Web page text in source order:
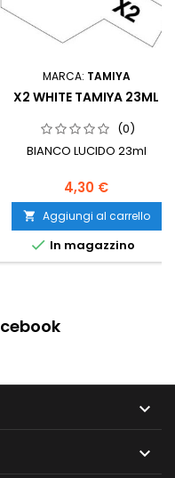
MARCA: TAMIYA
X2 WHITE TAMIYA 23ML
(0)
BIANCO LUCIDO 23ml
4,30 €
 Aggiungi al carrello
 In magazzino

